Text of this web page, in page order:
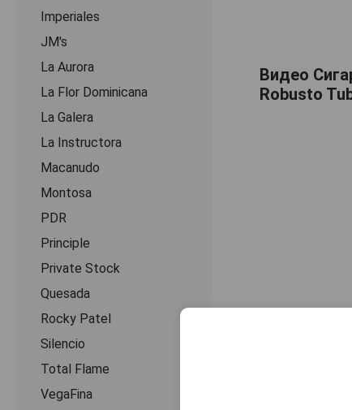
Imperiales
JM's
La Aurora
La Flor Dominicana
La Galera
La Instructora
Macanudo
Montosa
PDR
Principle
Private Stock
Quesada
Rocky Patel
Silencio
Total Flame
VegaFina
Видео
Robusto